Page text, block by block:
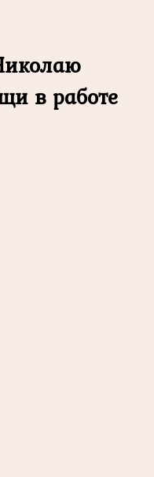
в работе